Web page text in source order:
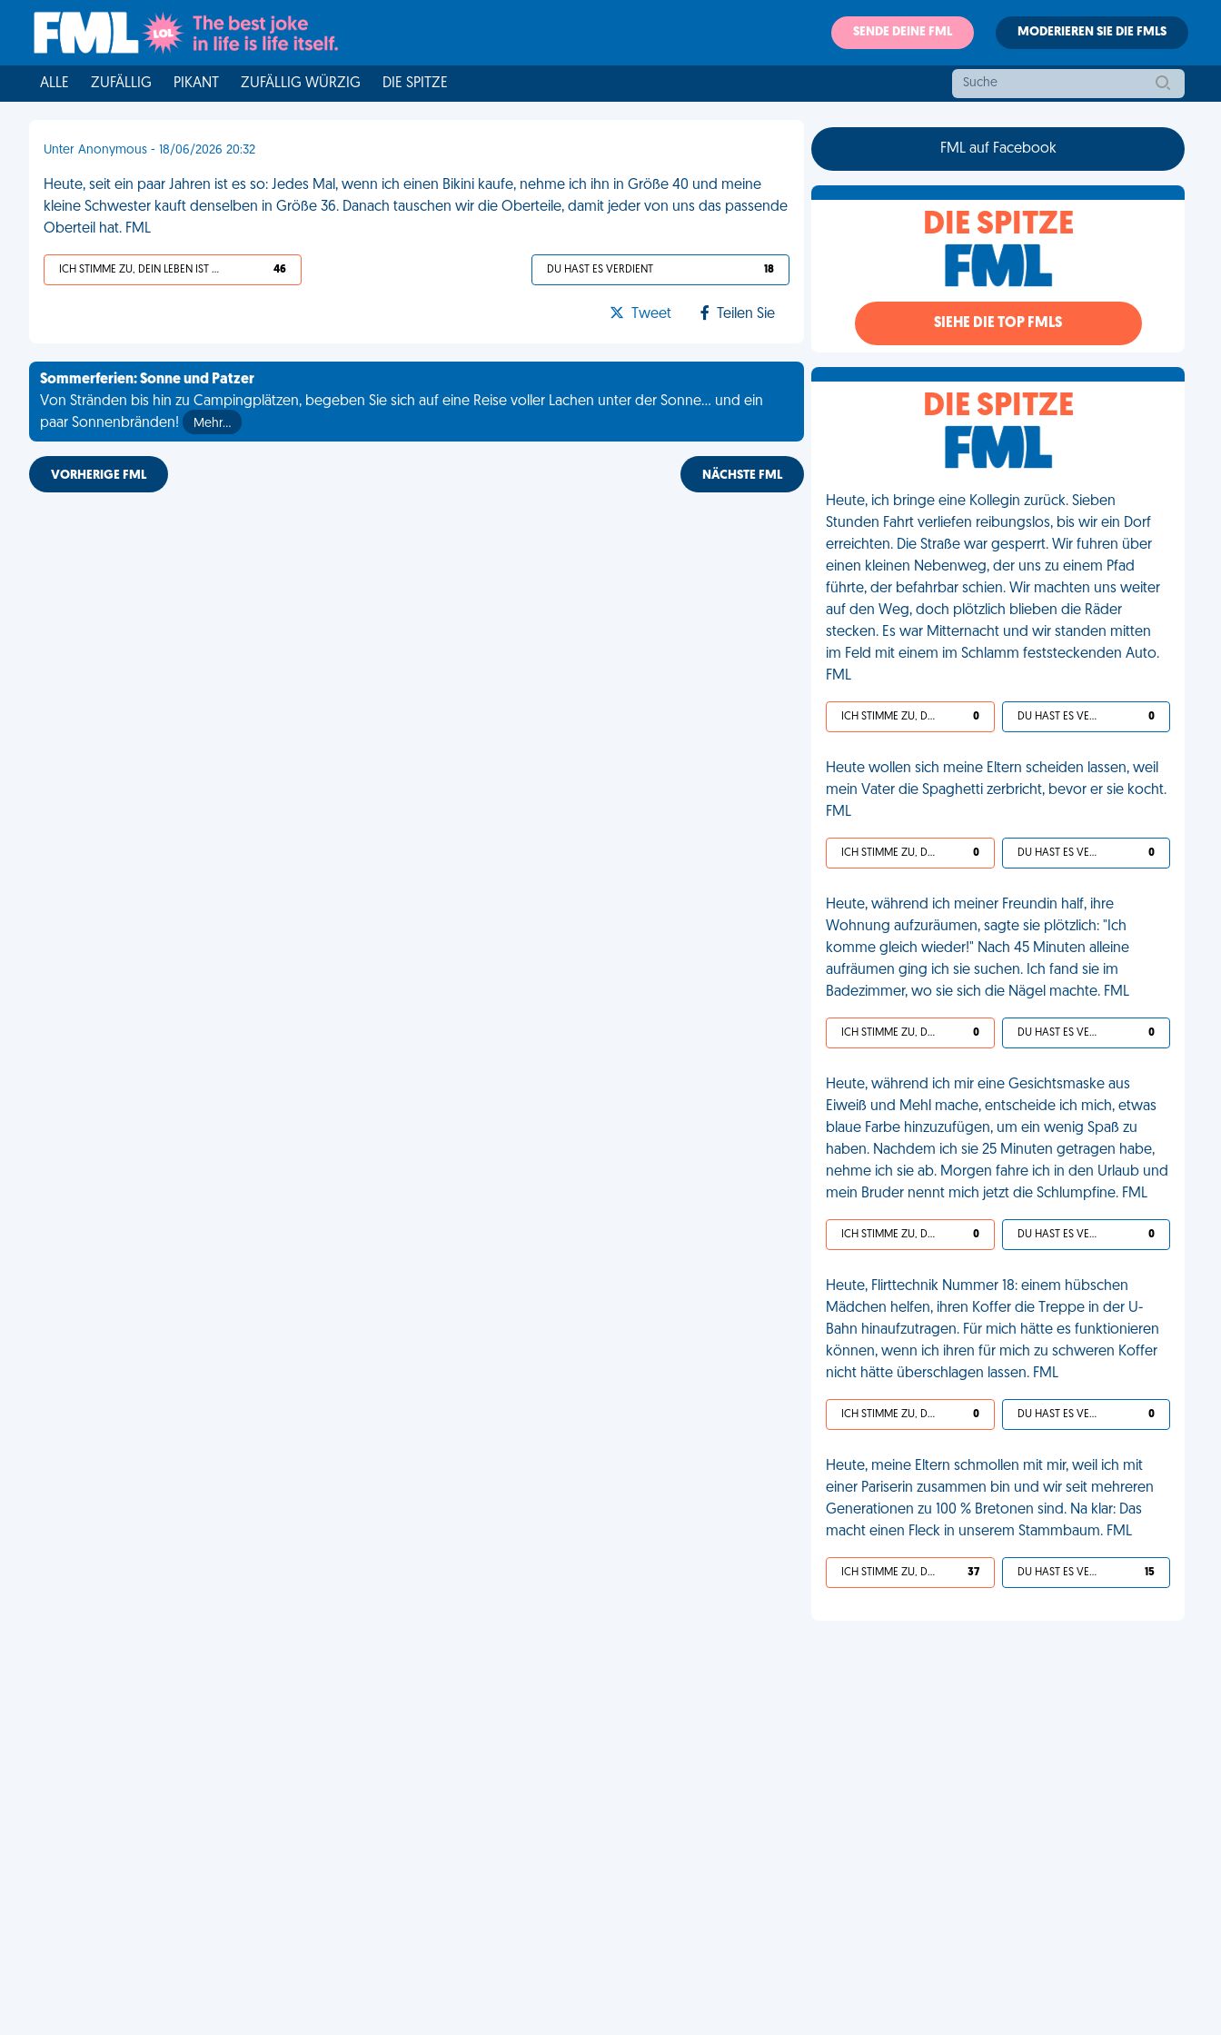
SENDE DEINE FML MODERIEREN SIE DIE FMLS
ALLE ZUFÄLLIG PIKANT ZUFÄLLIG WÜRZIG DIE SPITZE
Unter Anonymous - 18/06/2026 20:32
Heute, seit ein paar Jahren ist es so: Jedes Mal, wenn ich einen Bikini kaufe, nehme ich ihn in Größe 40 und meine
kleine Schwester kauft denselben in Größe 36. Danach tauschen wir die Oberteile, damit jeder von uns das passende
Oberteil hat. FML
ICH STIMME ZU, DEIN LEBEN IST SCHEISSE 46 DU HAST ES VERDIENT 18
Tweet Teilen Sie
Sommerferien: Sonne und Patzer
Von Stränden bis hin zu Campingplätzen, begeben Sie sich auf eine Reise voller Lachen unter der Sonne... und ein
paar Sonnenbränden!
Mehr…
VORHERIGE FML NÄCHSTE FML
FML auf Facebook
DIE SPITZE
SIEHE DIE TOP FMLS
DIE SPITZE
Heute, ich bringe eine Kollegin zurück. Sieben
Stunden Fahrt verliefen reibungslos, bis wir ein Dorf
erreichten. Die Straße war gesperrt. Wir fuhren über
einen kleinen Nebenweg, der uns zu einem Pfad
führte, der befahrbar schien. Wir machten uns weiter
auf den Weg, doch plötzlich blieben die Räder
stecken. Es war Mitternacht und wir standen mitten
im Feld mit einem im Schlamm feststeckenden Auto.
FML
ICH STIMME ZU, DEIN LEBEN IST SCHEISSE 0 DU HAST ES VERDIENT 0
Heute wollen sich meine Eltern scheiden lassen, weil
mein Vater die Spaghetti zerbricht, bevor er sie kocht.
FML
ICH STIMME ZU, DEIN LEBEN IST SCHEISSE 0 DU HAST ES VERDIENT 0
Heute, während ich meiner Freundin half, ihre
Wohnung aufzuräumen, sagte sie plötzlich: "Ich
komme gleich wieder!" Nach 45 Minuten alleine
aufräumen ging ich sie suchen. Ich fand sie im
Badezimmer, wo sie sich die Nägel machte. FML
ICH STIMME ZU, DEIN LEBEN IST SCHEISSE 0 DU HAST ES VERDIENT 0
Heute, während ich mir eine Gesichtsmaske aus
Eiweiß und Mehl mache, entscheide ich mich, etwas
blaue Farbe hinzuzufügen, um ein wenig Spaß zu
haben. Nachdem ich sie 25 Minuten getragen habe,
nehme ich sie ab. Morgen fahre ich in den Urlaub und
mein Bruder nennt mich jetzt die Schlumpfine. FML
ICH STIMME ZU, DEIN LEBEN IST SCHEISSE 0 DU HAST ES VERDIENT 0
Heute, Flirttechnik Nummer 18: einem hübschen
Mädchen helfen, ihren Koffer die Treppe in der U-
Bahn hinaufzutragen. Für mich hätte es funktionieren
können, wenn ich ihren für mich zu schweren Koffer
nicht hätte überschlagen lassen. FML
ICH STIMME ZU, DEIN LEBEN IST SCHEISSE 0 DU HAST ES VERDIENT 0
Heute, meine Eltern schmollen mit mir, weil ich mit
einer Pariserin zusammen bin und wir seit mehreren
Generationen zu 100 % Bretonen sind. Na klar: Das
macht einen Fleck in unserem Stammbaum. FML
ICH STIMME ZU, DEIN LEBEN IST SCHEISSE 37 DU HAST ES VERDIENT 15